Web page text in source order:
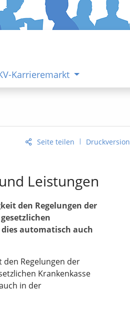
Karrieremarkt
Seite teilen | Druckversion
Leistungen
den Regelungen der
automatisch auch
Regelungen der
Krankenkasse
in der